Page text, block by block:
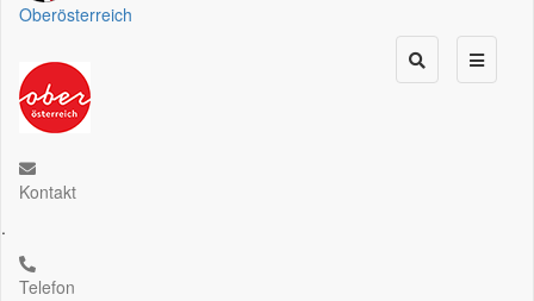
Oberösterreich
Kontakt
.
Telefon